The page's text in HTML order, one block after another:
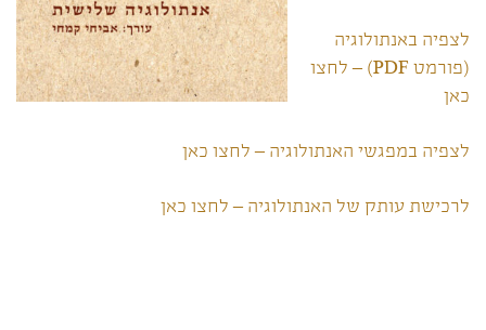
לצפיה באנתולוגיה
(פורמט PDF) – לחצו
כאן
לצפיה במפגשי האנתולוגיה – לחצו כאן
לרכישת עותק של האנתולוגיה – לחצו כאן